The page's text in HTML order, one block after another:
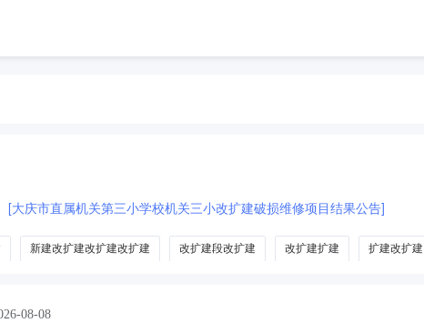
[大庆市直属机关第三小学校机关三小改扩建破损维修项目结果公告]
新建改扩建改扩建改扩建 改扩建段改扩建 改扩建扩建 扩建改扩建
08-08